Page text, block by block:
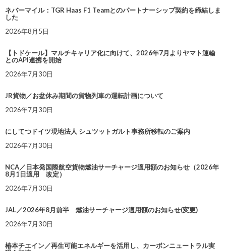
ネバーマイル：TGR Haas F1 Teamとのパートナーシップ契約を締結しま
した
2026年8月5日
【トドケール】マルチキャリア化に向けて、2026年7月よりヤマト運輸
とのAPI連携を開始
2026年7月30日
JR貨物／お盆休み期間の貨物列車の運転計画について
2026年7月30日
にしてつドイツ現地法人 シュツットガルト事務所移転のご案内
2026年7月30日
NCA／日本発国際航空貨物燃油サーチャージ適用額のお知らせ（2026年
8月1日適用 改定）
2026年7月30日
JAL／2026年8月前半 燃油サーチャージ適用額のお知らせ(変更)
2026年7月30日
椿本チエイン／再生可能エネルギーを活用し、カーボンニュートラル実